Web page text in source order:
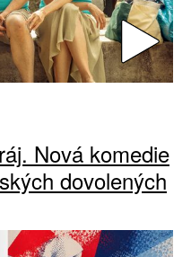
Nová komedie
dovolených